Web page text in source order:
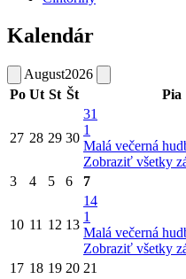
Kalendár
August2026
Po Ut St Št Pia
27 28 29 30
31
1
Malá večerná
Zobraziť všetky
3 4 5 6 7
10 11 12 13
14
1
Malá večerná
Zobraziť všetky
17 18 19 20 21